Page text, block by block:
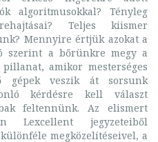
algoritmusokkal? Tényleg
Teljes kiismer
Mennyire értjük azokat a
szerint a bőrünkre megy a
amikor mesterséges
gépek veszik át sorsunk
kérdésre kell választ
feltennünk. Az elismert
Lexcellent jegyzeteiből
megközelítéseivel, a